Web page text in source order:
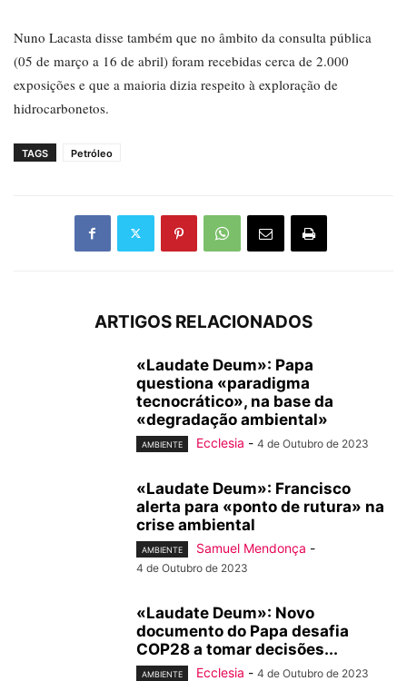
Nuno Lacasta disse também que no âmbito da consulta pública
(05 de março a 16 de abril) foram recebidas cerca de 2.000
exposições e que a maioria dizia respeito à exploração de
hidrocarbonetos.
TAGS Petróleo
ARTIGOS RELACIONADOS
«Laudate Deum»: Papa
questiona «paradigma
tecnocrático», na base da
«degradação ambiental»
AMBIENTE Ecclesia - 4 de Outubro de 2023
«Laudate Deum»: Francisco
alerta para «ponto de rutura» na
crise ambiental
AMBIENTE Samuel Mendonça -
4 de Outubro de 2023
«Laudate Deum»: Novo
documento do Papa desafia
COP28 a tomar decisões...
AMBIENTE Ecclesia - 4 de Outubro de 2023